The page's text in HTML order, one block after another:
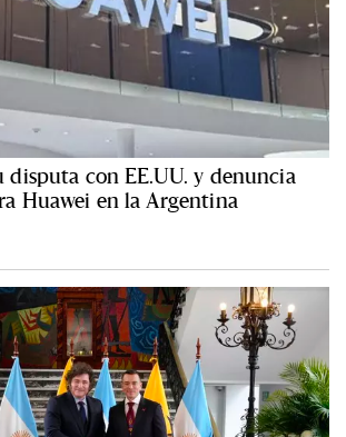
disputa con EE.UU. y denuncia
Huawei en la Argentina